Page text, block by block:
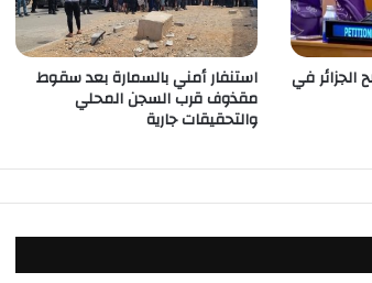
الجزائر في استنفار أمني بالسمارة بعد سقوط
مقذوف قرب السجن المحلي
والتحقيقات جارية